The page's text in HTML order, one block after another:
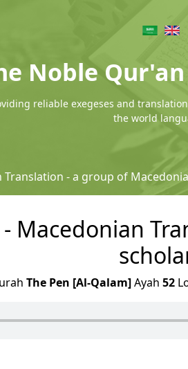
Noble
reliable exegeses and
the world
Translation - a group of
Macedonian
The Pen [Al-Qalam]Ayah 52